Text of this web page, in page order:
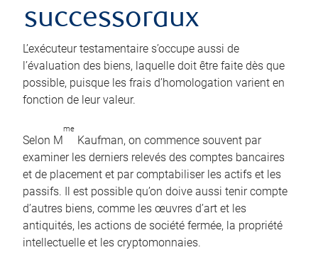
successoraux
L’exécuteur testamentaire s’occupe aussi de
l’évaluation des biens, laquelle doit être faite dès que
possible, puisque les frais d’homologation varient en
fonction de leur valeur.
Selon M
me
Kaufman, on commence souvent par
examiner les derniers relevés des comptes bancaires
et de placement et par comptabiliser les actifs et les
passifs. Il est possible qu’on doive aussi tenir compte
d’autres biens, comme les œuvres d’art et les
antiquités, les actions de société fermée, la propriété
intellectuelle et les cryptomonnaies.